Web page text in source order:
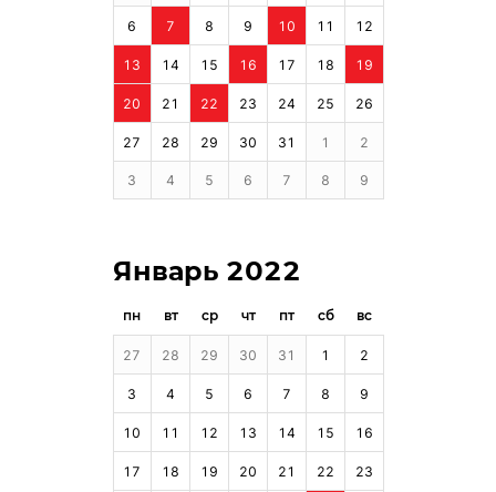
6 7 8 9 10 11 12
13 14 15 16 17 18 19
20 21 22 23 24 25 26
27 28 29 30 31 1 2
3 4 5 6 7 8 9
Январь 2022
пн вт ср чт пт сб вс
27 28 29 30 31 1 2
3 4 5 6 7 8 9
10 11 12 13 14 15 16
17 18 19 20 21 22 23